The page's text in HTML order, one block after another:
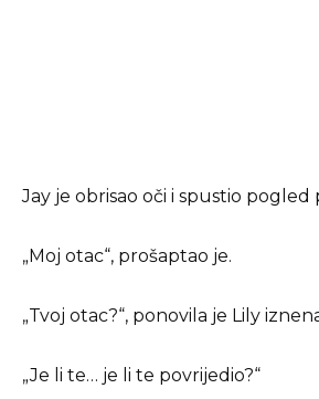
Jay je obrisao oči i spustio
„Moj otac“, prošaptao je.
„Tvoj otac?“, ponovila je Lily
„Je li te… je li te povrijedio?“